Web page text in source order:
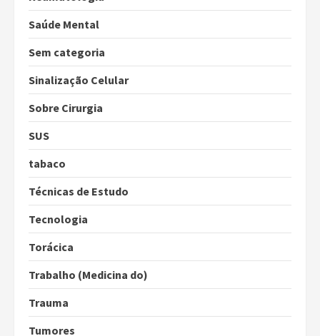
Saúde Mental
Sem categoria
Sinalização Celular
Sobre Cirurgia
SUS
tabaco
Técnicas de Estudo
Tecnologia
Torácica
Trabalho (Medicina do)
Trauma
Tumores